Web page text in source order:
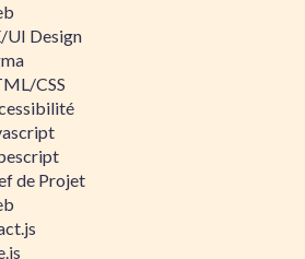
UI Design
CSS
de Projet